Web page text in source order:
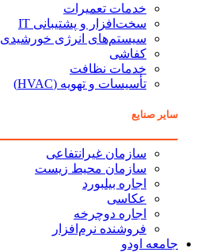
خدمات تعمیرات
سخت‌افزار و پشتیبانی IT
سیستم‌های انرژی خورشیدی
کفاشی
خدمات نظافت
تأسیسات و تهویه (HVAC)
سایر صنایع
سازمان غیرانتفاعی
سازمان محیط زیست
اجاره بیلبورد
عکاسی
اجاره دوچرخه
فروشنده نرم‌افزار
جامعه اودو